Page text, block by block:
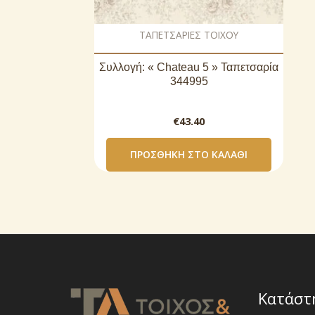
ΤΑΠΕΤΣΑΡΙΕΣ ΤΟΙΧΟΥ
Συλλογή: « Chateau 5 » Ταπετσαρία
344995
€43.40
ΠΡΟΣΘΉΚΗ ΣΤΟ ΚΑΛΆΘΙ